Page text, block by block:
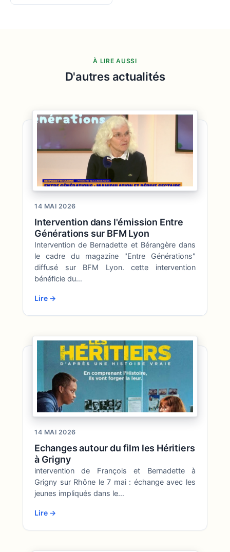
À LIRE AUSSI
D'autres actualités
14 MAI 2026
Intervention dans l'émission Entre
Générations sur BFM Lyon
Intervention de Bernadette et Bérangère dans
le cadre du magazine "Entre Générations"
diffusé sur BFM Lyon. cette intervention
bénéficie du…
Lire →
14 MAI 2026
Echanges autour du film les Héritiers
à Grigny
intervention de François et Bernadette à
Grigny sur Rhône le 7 mai : échange avec les
jeunes impliqués dans le…
Lire →